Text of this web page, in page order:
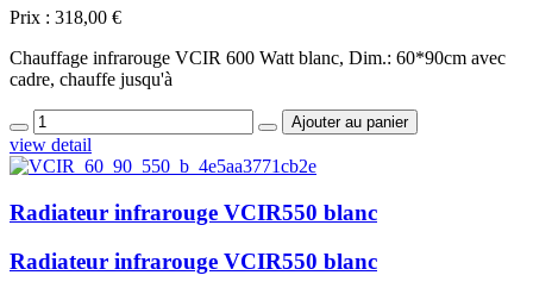
Prix : 318,00 €
Chauffage infrarouge VCIR 600 Watt blanc, Dim.: 60*90cm avec
cadre, chauffe jusqu'à
view detail
Radiateur infrarouge VCIR550 blanc
Radiateur infrarouge VCIR550 blanc